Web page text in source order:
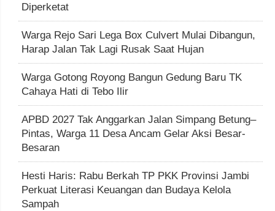
Diperketat
Warga Rejo Sari Lega Box Culvert Mulai Dibangun,
Harap Jalan Tak Lagi Rusak Saat Hujan
Warga Gotong Royong Bangun Gedung Baru TK
Cahaya Hati di Tebo Ilir
APBD 2027 Tak Anggarkan Jalan Simpang Betung–
Pintas, Warga 11 Desa Ancam Gelar Aksi Besar-
Besaran
Hesti Haris: Rabu Berkah TP PKK Provinsi Jambi
Perkuat Literasi Keuangan dan Budaya Kelola
Sampah